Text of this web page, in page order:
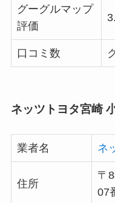
グーグルマップ
評価
口コミ数
ネッツトヨタ宮崎
業者名 ネ
住所
〒
07